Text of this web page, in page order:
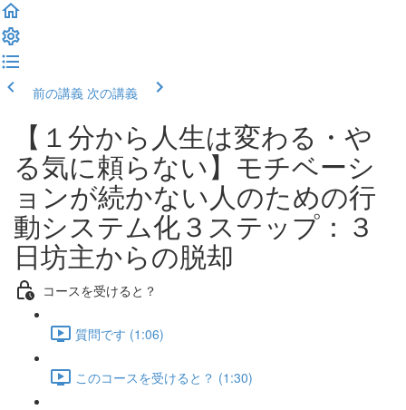
前の講義 次の講義
【１分から人生は変わる・や
る気に頼らない】モチベーシ
ョンが続かない人のための行
動システム化３ステップ：３
日坊主からの脱却
コースを受けると？
質問です (1:06)
このコースを受けると？ (1:30)